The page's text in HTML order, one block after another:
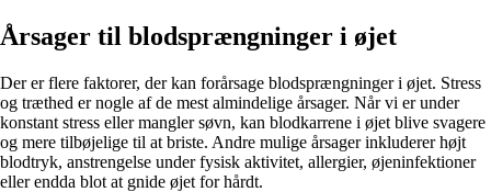
Årsager til blodsprængninger i øjet
Der er flere faktorer, der kan forårsage blodsprængninger i øjet. Stress
og træthed er nogle af de mest almindelige årsager. Når vi er under
konstant stress eller mangler søvn, kan blodkarrene i øjet blive svagere
og mere tilbøjelige til at briste. Andre mulige årsager inkluderer højt
blodtryk, anstrengelse under fysisk aktivitet, allergier, øjeninfektioner
eller endda blot at gnide øjet for hårdt.